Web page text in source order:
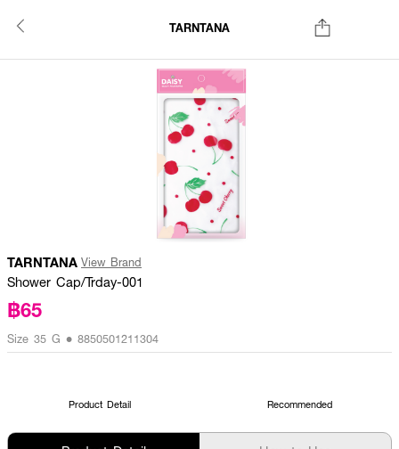
TARNTANA
TARNTANA View Brand
Shower Cap/Trday-001
฿65
Size 35 G • 8850501211304
Product Detail Recommended